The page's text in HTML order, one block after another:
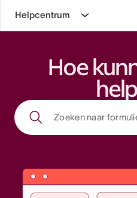
Helpcentrum
Hoe